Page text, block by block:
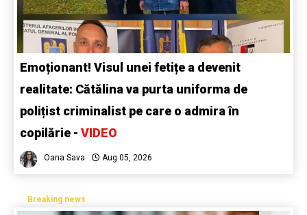
Emoționant! Visul unei fetițe a devenit
realitate: Cătălina va purta uniforma de
polițist criminalist pe care o admira în
copilărie - VIDEO
Oana Sava Aug 05, 2026
Breaking news